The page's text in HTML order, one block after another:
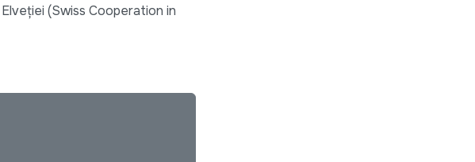
(Swiss Cooperation in